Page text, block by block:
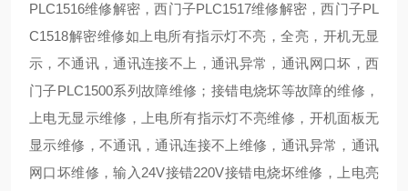
PLC1516维修解密，西门子PLC1517维修解密，西门子PL
C1518解密维修如上电所有指示灯不亮，全亮，开机无显
示，不通讯，通讯连接不上，通讯异常，通讯网口坏，西
门子PLC1500系列故障维修；接错电烧坏等故障的维修，
上电无显示维修，上电所有指示灯不亮维修，开机面板无
显示维修，不通讯，通讯连接不上维修，通讯异常，通讯
网口坏维修，输入24V接错220V接错电烧坏维修，上电亮